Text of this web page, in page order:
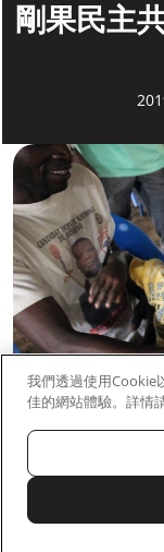
0 分享
剛果民主
我們透過使用Cookie
佳的網站體驗。詳情